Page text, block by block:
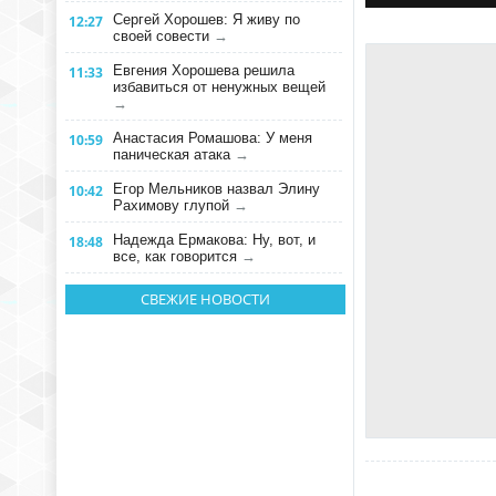
12:27 Сергей Хорошев: Я живу по
своей совести →
11:33
Евгения Хорошева решила
избавиться от ненужных вещей
→
10:59 Анастасия Ромашова: У меня
паническая атака →
10:42
Егор Мельников назвал Элину
Рахимову глупой →
18:48
Надежда Ермакова: Ну, вот, и
все, как говорится →
СВЕЖИЕ НОВОСТИ